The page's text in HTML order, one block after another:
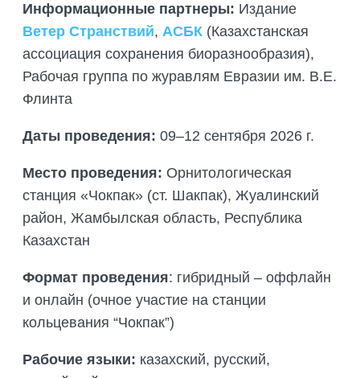
Информационные партнеры: Издание
Ветер Странствий, АСБК (Казахстанская
ассоциация сохранения биоразнообразия),
Рабочая группа по журавлям Евразии им. В.Е.
Флинта
Даты проведения: 09–12 сентября 2026 г.
Место проведения: Орнитологическая
станция «Чокпак» (ст. Шакпак), Жуалинский
район, Жамбылская область, Республика
Казахстан
Формат проведения: гибридный – оффлайн
и онлайн (очное участие на станции
кольцевания “Чокпак”)
Рабочие языки: казахский, русский,